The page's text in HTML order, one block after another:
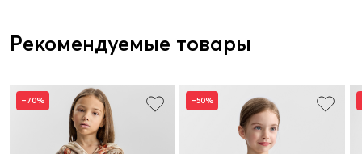
Рекомендуемые товары
–70% –50%